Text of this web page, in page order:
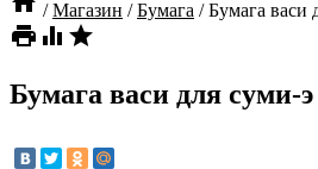
/ Магазин / Бумага /Бумага васи
  
Бумага васи для суми-